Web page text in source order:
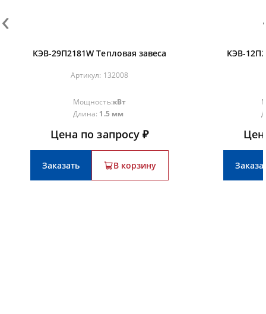
‹ ›
КЭВ-29П2181W Тепловая завеса
Артикул: 132008
Мощность:кВт
Длина: 1.5 мм
Цена по запросу ₽
Заказать В корзину
КЭВ-